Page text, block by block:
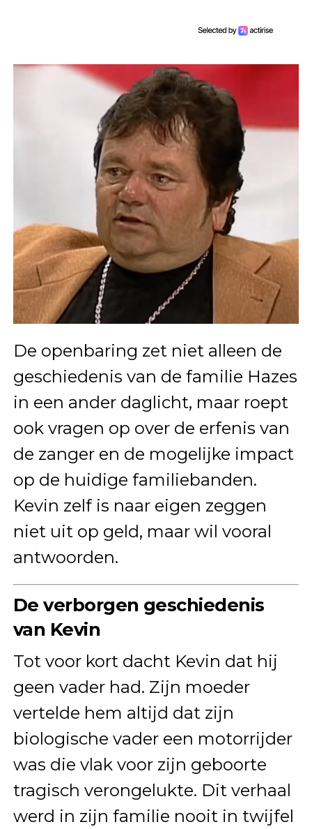
De openbaring zet niet alleen de
geschiedenis van de familie Hazes
in een ander daglicht, maar roept
ook vragen op over de erfenis van
de zanger en de mogelijke impact
op de huidige familiebanden.
Kevin zelf is naar eigen zeggen
niet uit op geld, maar wil vooral
antwoorden.
De verborgen geschiedenis
van Kevin
Tot voor kort dacht Kevin dat hij
geen vader had. Zijn moeder
vertelde hem altijd dat zijn
biologische vader een motorrijder
was die vlak voor zijn geboorte
tragisch verongelukte. Dit verhaal
werd in zijn familie nooit in twijfel